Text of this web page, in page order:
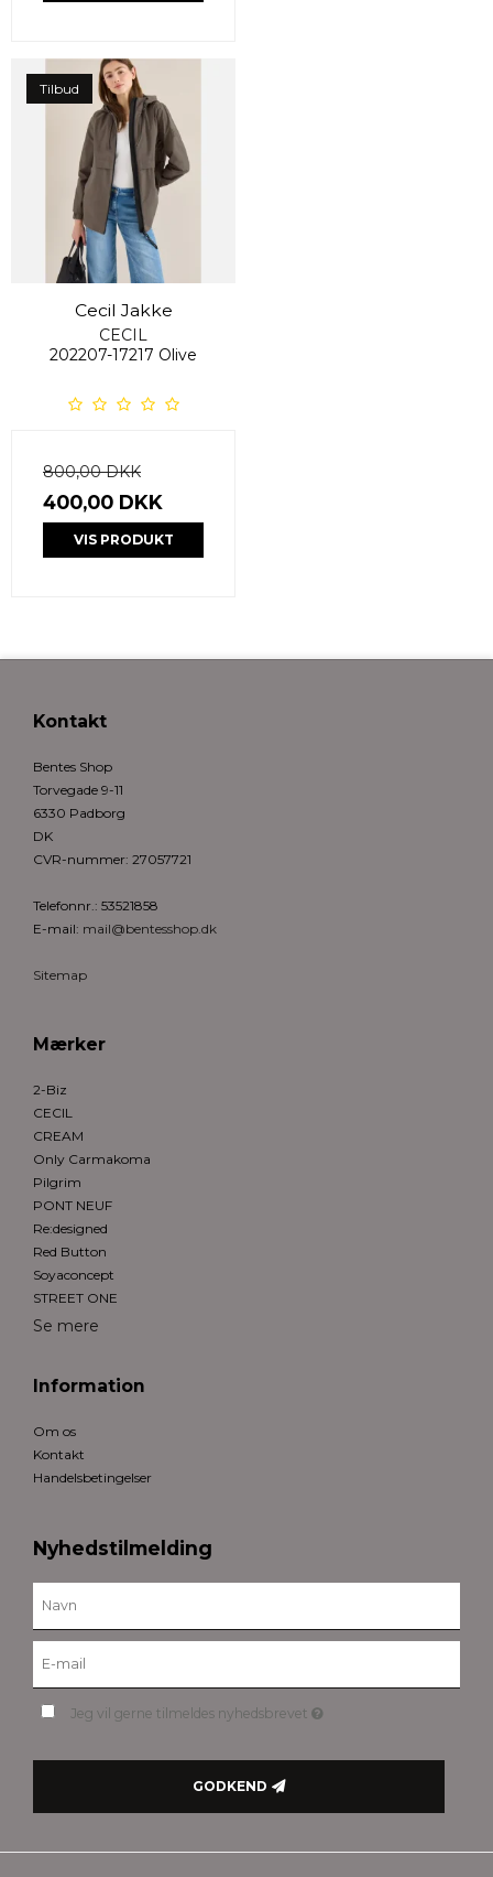
Tilbud
Cecil Jakke
CECIL
202207-17217 Olive
800,00 DKK
400,00 DKK
VIS PRODUKT
Kontakt
Bentes Shop
Torvegade 9-11
6330 Padborg
DK
CVR-nummer: 27057721
Telefonnr.: 53521858
E-mail: mail@bentesshop.dk
Sitemap
Mærker
2-Biz
CECIL
CREAM
Only Carmakoma
Pilgrim
PONT NEUF
Re:designed
Red Button
Soyaconcept
STREET ONE
Se mere
Information
Om os
Kontakt
Handelsbetingelser
Nyhedstilmelding
Jeg vil gerne tilmeldes nyhedsbrevet
GODKEND